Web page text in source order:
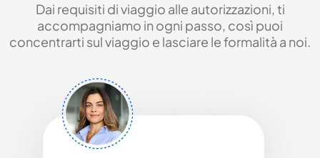
Dai requisiti di viaggio alle autorizzazioni, ti
accompagniamo in ogni passo, così puoi
concentrarti sul viaggio e lasciare le formalità a noi.